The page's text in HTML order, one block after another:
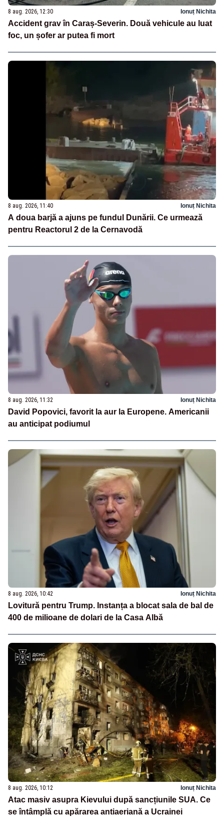
8 aug. 2026, 12:30 Ionuț Nichita
Accident grav în Caraș-Severin. Două vehicule au luat
foc, un șofer ar putea fi mort
8 aug. 2026, 11:40 Ionuț Nichita
A doua barjă a ajuns pe fundul Dunării. Ce urmează
pentru Reactorul 2 de la Cernavodă
8 aug. 2026, 11:32 Ionuț Nichita
David Popovici, favorit la aur la Europene. Americanii
au anticipat podiumul
8 aug. 2026, 10:42 Ionuț Nichita
Lovitură pentru Trump. Instanța a blocat sala de bal de
400 de milioane de dolari de la Casa Albă
8 aug. 2026, 10:12 Ionuț Nichita
Atac masiv asupra Kievului după sancțiunile SUA. Ce
se întâmplă cu apărarea antiaeriană a Ucrainei